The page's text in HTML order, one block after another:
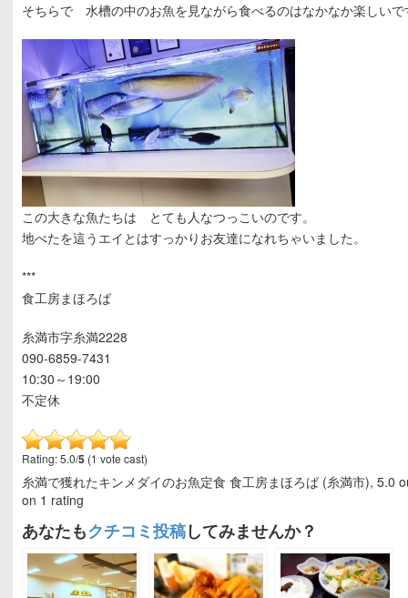
そちらで 水槽の中のお魚を見ながら食べるのはなかなか楽しいで
この大きな魚たちは とても人なつっこいのです。
地べたを這うエイとはすっかりお友達になれちゃいました。
***
食工房まほろば
糸満市字糸満2228
090-6859-7431
10:30～19:00
不定休
Rating: 5.0/5 (1 vote cast)
糸満で獲れたキンメダイのお魚定食 食工房まほろば (糸満市),5.0
on 1 rating
あなたもクチコミ投稿してみませんか？